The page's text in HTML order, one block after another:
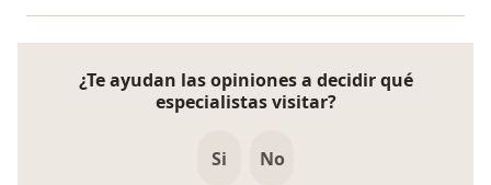
¿Te ayudan las opiniones a decidir qué
especialistas visitar?
Si No